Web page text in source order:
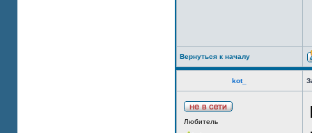
Вернуться к началу
kot_
Любитель